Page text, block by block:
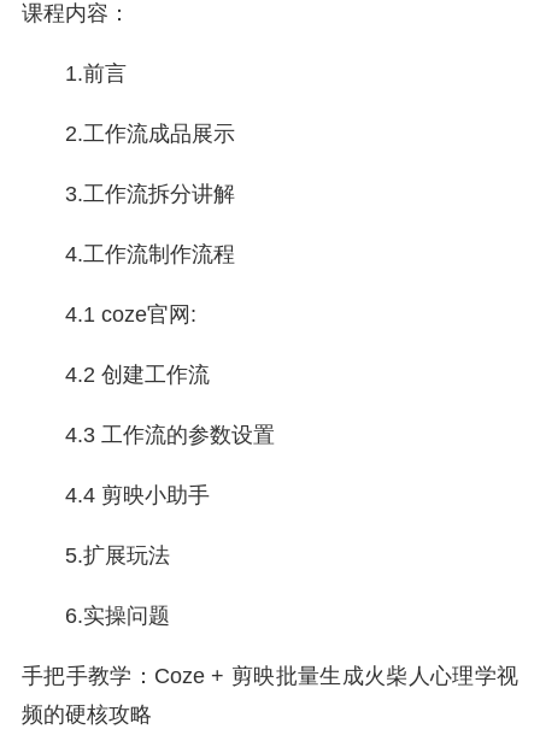
课程内容：
1.前言
2.工作流成品展示
3.工作流拆分讲解
4.工作流制作流程
4.1 coze官网:
4.2 创建工作流
4.3 工作流的参数设置
4.4 剪映小助手
5.扩展玩法
6.实操问题
手把手教学：Coze + 剪映批量生成火柴人心理学视
频的硬核攻略